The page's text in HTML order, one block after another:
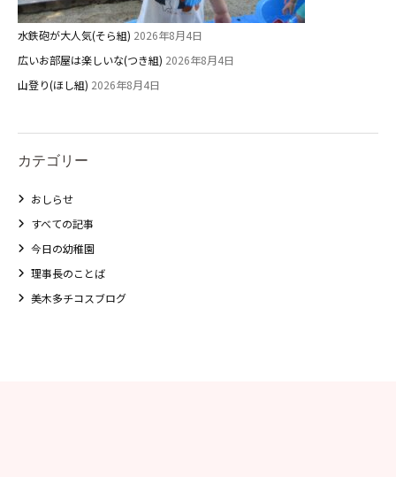
水鉄砲が大人気(そら組) 2026年8月4日
広いお部屋は楽しいな(つき組) 2026年8月4日
山登り(ほし組) 2026年8月4日
カテゴリー
おしらせ
すべての記事
今日の幼稚園
理事長のことば
美木多チコスブログ